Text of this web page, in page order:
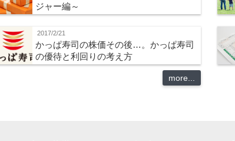
ジャー編～
2017/2/21
かっぱ寿司の株価その後…。かっぱ寿司
の優待と利回りの考え方
more...